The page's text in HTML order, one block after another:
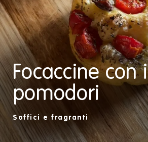
Focaccine con i
pomodori
Soffici e fragranti